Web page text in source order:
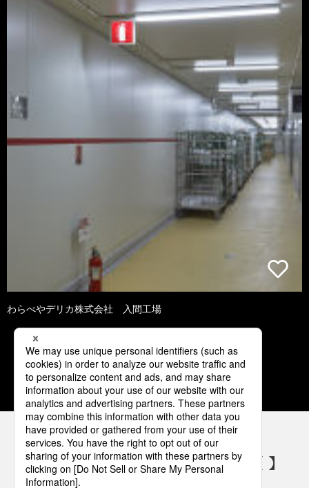
わらべやデリカ株式会社 入間工場
1 2 3 4 5
パナソニックの電気設備 SNSアカウント